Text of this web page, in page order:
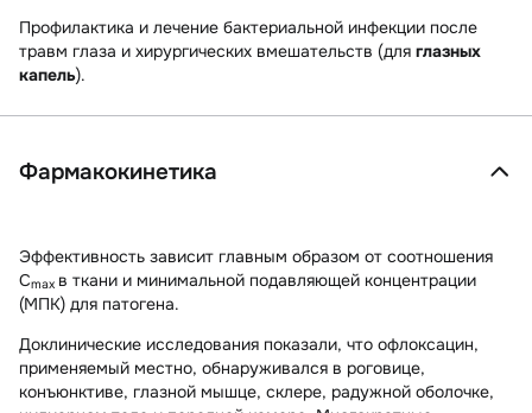
Профилактика и лечение бактериальной инфекции после
травм глаза и хирургических вмешательств (для глазных
капель).
Фармакокинетика
Эффективность зависит главным образом от соотношения
Cmax в ткани и минимальной подавляющей концентрации
(МПК) для патогена.
Доклинические исследования показали, что офлоксацин,
применяемый местно, обнаруживался в роговице,
конъюнктиве, глазной мышце, склере, радужной оболочке,